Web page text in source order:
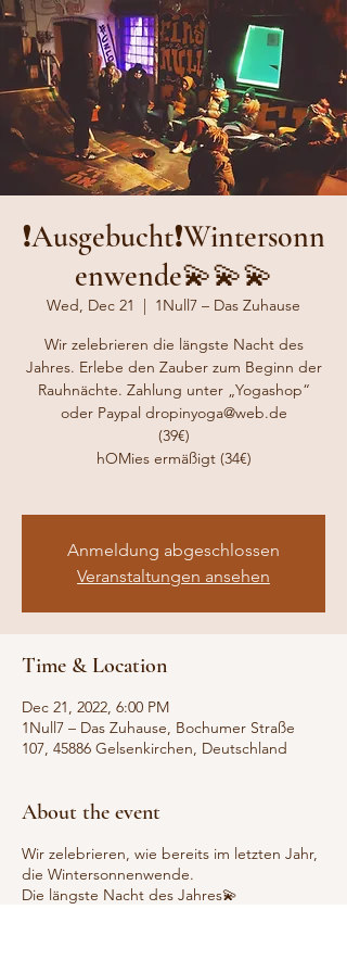
❗️Ausgebucht❗️Wintersonn
enwende💫💫💫
Wed, Dec 21
  |
1Null7 – Das Zuhause
Wir zelebrieren die längste Nacht des
Jahres. Erlebe den Zauber zum Beginn der
Rauhnächte. Zahlung unter „Yogashop“
oder Paypal dropinyoga@web.de
(39€)
hOMies ermäßigt (34€)
Anmeldung abgeschlossen
Veranstaltungen ansehen
Time & Location
Dec 21, 2022, 6:00 PM
1Null7 – Das Zuhause, Bochumer Straße
107, 45886 Gelsenkirchen, Deutschland
About the event
Wir zelebrieren, wie bereits im letzten Jahr,
die Wintersonnenwende.
Die längste Nacht des Jahres💫